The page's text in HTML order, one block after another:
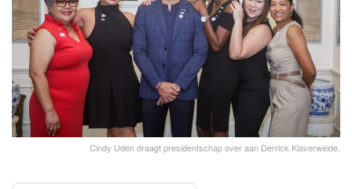
Cindy Uden draagt presidentschap over aan Derrick Klaverweide.